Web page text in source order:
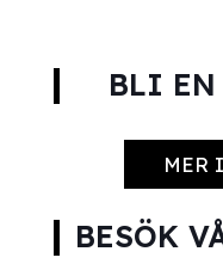
BLI EN
MER
BESÖK